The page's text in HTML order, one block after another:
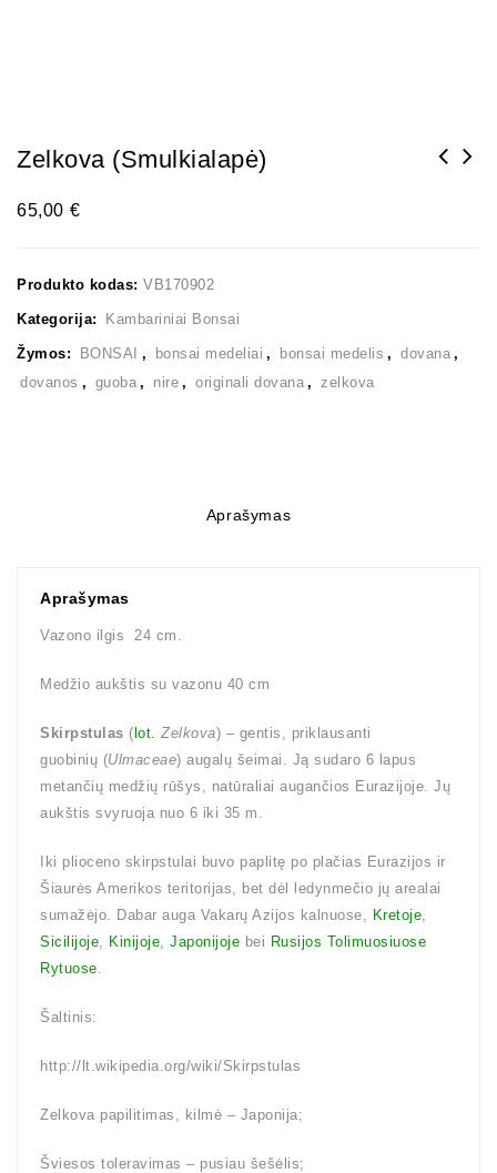
Zelkova (smulkialapė)
65,00 €
Produkto kodas: VB170902
Kategorija: Kambariniai Bonsai
Žymos: BONSAI , bonsai medeliai , bonsai medelis , dovana ,
dovanos , guoba , nire , originali dovana , zelkova
Aprašymas
Aprašymas
Vazono ilgis 24 cm.
Medžio aukštis su vazonu 40 cm
Skirpstulas ( lot. Zelkova) – gentis, priklausanti
guobinių (Ulmaceae) augalų šeimai. Ją sudaro 6 lapus
metančių medžių rūšys, natūraliai augančios Eurazijoje. Jų
aukštis svyruoja nuo 6 iki 35 m.
Iki plioceno skirpstulai buvo paplitę po plačias Eurazijos ir
Šiaurės Amerikos teritorijas, bet dėl ledynmečio jų arealai
sumažėjo. Dabar auga Vakarų Azijos kalnuose, Kretoje,
Sicilijoje, Kinijoje, Japonijoje bei Rusijos Tolimuosiuose
Rytuose.
Šaltinis:
http://lt.wikipedia.org/wiki/Skirpstulas
Zelkova papilitimas, kilmė – Japonija;
Šviesos toleravimas – pusiau šešėlis;